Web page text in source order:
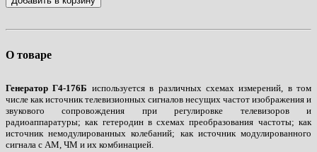
О товаре
Генератор Г4-176Б используется в различных схемах измерений, в том
числе как источник телевизионных сигналов несущих частот изображения и
звукового сопровождения при регулировке телевизоров и
радиоаппаратуры; как гетеродин в схемах преобразования частоты; как
источник немодулированных колебаний; как источник модулированного
сигнала с AM, ЧМ и их комбинацией.